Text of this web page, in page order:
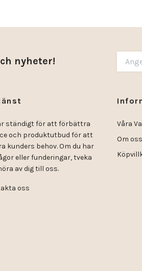
nyheter!
ständigt för att förbättra
och produktutbud för att
kunders behov. Om du har
eller funderingar, tveka
av dig till oss.
oss
Våra
Om oss